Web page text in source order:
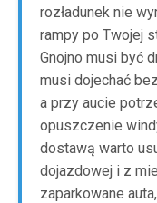
rozładunek nie
rampy po Twojej
Gnojno musi być
musi dojechać
a przy aucie
opuszczenie
dostawą warto
dojazdowej i z
zaparkowane